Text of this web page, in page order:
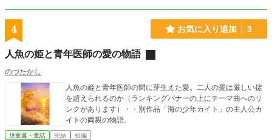
4 お気に入り追加 3
人魚の姫と青年医師の愛の物語
のづたかし
人魚の姫と青年医師の間に芽生えた愛。二人の愛は厳しい掟
を超えられるのか（ランキングバナーの上にテーマ曲へのリ
ンクがあります）・・別作品「海の少年カイト」の主人公カ
イトの両親の物語。
児童書・童話 完結 短編